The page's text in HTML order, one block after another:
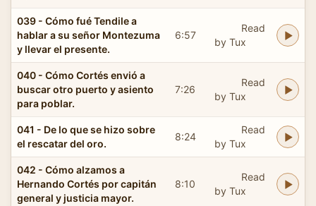
039 - Cómo fué Tendile a
hablar a su señor Montezuma
y llevar el presente.
6:57
Read
by Tux
040 - Cómo Cortés envió a
buscar otro puerto y asiento
para poblar.
7:26
Read
by Tux
041 - De lo que se hizo sobre
el rescatar del oro.
8:24
Read
by Tux
042 - Cómo alzamos a
Hernando Cortés por capitán
general y justicia mayor.
8:10
Read
by Tux